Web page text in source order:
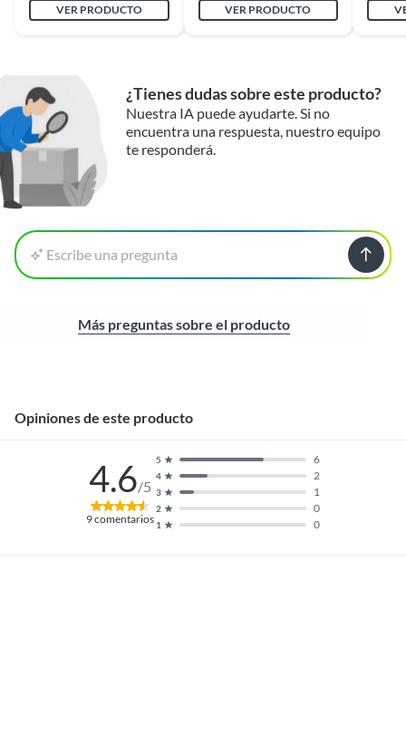
VER PRODUCTO VER PRODUCTO
¿Tienes dudas sobre este producto?
Nuestra IA puede ayudarte. Si no
encuentra una respuesta, nuestro equipo
te responderá.
Escribe una pregunta
Más preguntas sobre el producto
Opiniones de este producto
4.6/5
9comentarios 1 0
2 0
3 1
4 2
5 6